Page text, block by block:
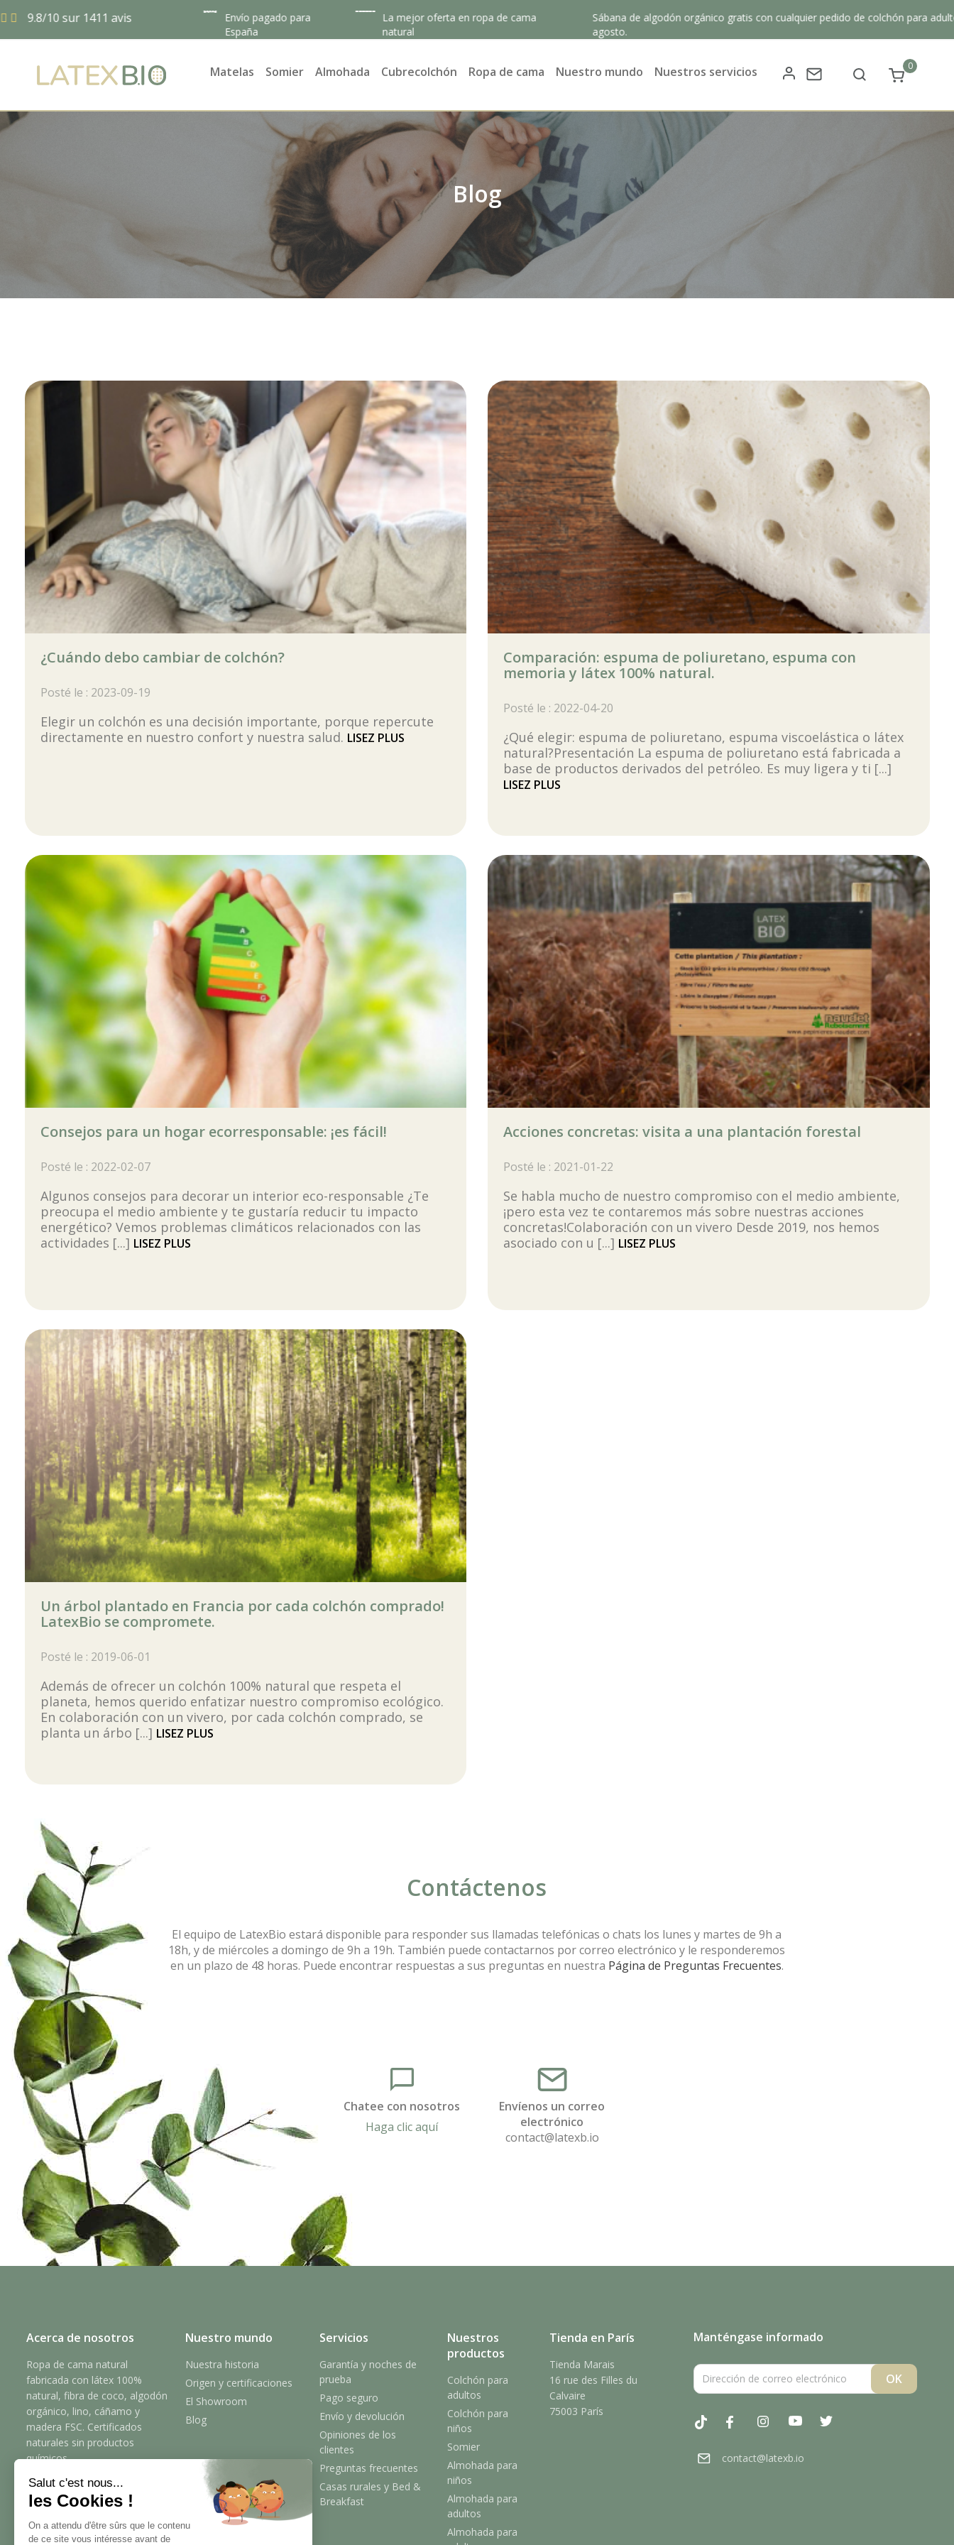
sur 1411 avis
Envío pagado para
La mejor oferta en ropa de cama
Sábana de algodón orgánico gratis con cualquier pedido de colchón para adultos +
Matelas Somier Almohada Cubrecolchón Ropa de cama Nuestro mundo Nuestros servicios 0
Blog
¿Cuándo debo cambiar de colchón?
Posté le : 2023-09-19
Elegir un colchón es una decisión importante, porque repercute
directamente en nuestro confort y nuestra salud. LISEZ PLUS
Comparación: espuma de poliuretano, espuma con
memoria y látex 100% natural.
Posté le : 2022-04-20
¿Qué elegir: espuma de poliuretano, espuma viscoelástica o látex
natural?Presentación La espuma de poliuretano está fabricada a
base de productos derivados del petróleo. Es muy ligera y ti [...]
LISEZ PLUS
Consejos para un hogar ecorresponsable: ¡es fácil!
Posté le : 2022-02-07
Algunos consejos para decorar un interior eco-responsable ¿Te
preocupa el medio ambiente y te gustaría reducir tu impacto
energético? Vemos problemas climáticos relacionados con las
actividades [...] LISEZ PLUS
Acciones concretas: visita a una plantación forestal
Posté le : 2021-01-22
Se habla mucho de nuestro compromiso con el medio ambiente,
¡pero esta vez te contaremos más sobre nuestras acciones
concretas!Colaboración con un vivero Desde 2019, nos hemos
asociado con u [...] LISEZ PLUS
Un árbol plantado en Francia por cada colchón comprado!
LatexBio se compromete.
Posté le : 2019-06-01
Además de ofrecer un colchón 100% natural que respeta el
planeta, hemos querido enfatizar nuestro compromiso ecológico.
En colaboración con un vivero, por cada colchón comprado, se
planta un árbo [...] LISEZ PLUS
Contáctenos
El equipo de LatexBio estará disponible para responder sus llamadas telefónicas o chats los lunes y martes de 9h a
18h, y de miércoles a domingo de 9h a 19h. También puede contactarnos por correo electrónico y le responderemos
en un plazo de 48 horas. Puede encontrar respuestas a sus preguntas en nuestra Página de Preguntas Frecuentes.
Chatee con nosotros
Haga clic aquí
Envíenos un correo
electrónico
contact@latexb.io
Acerca de nosotros
Ropa de cama natural
fabricada con látex 100%
natural, fibra de coco, algodón
orgánico, lino, cáñamo y
madera FSC. Certificados
naturales sin productos
químicos.
Bueno para tu sueño, bueno
para el planeta.
Nuestro mundo
Nuestra historia
Origen y certificaciones
El Showroom
Blog
Servicios
Garantía y noches de
prueba
Pago seguro
Envío y devolución
Opiniones de los
clientes
Preguntas frecuentes
Casas rurales y Bed &
Breakfast
Nuestros
productos
Colchón para
adultos
Colchón para
niños
Somier
Almohada para
niños
Almohada para
adultos
Almohada para
Tienda en París
Tienda Marais
16 rue des Filles du
Calvaire
75003 París
Manténgase informado
Facebook YouTube
Tiktok Instagram
contact@latexb.io
Salut c'est nous...
les Cookies !
On a attendu d'être sûrs que le contenu
de ce site vous intéresse avant de